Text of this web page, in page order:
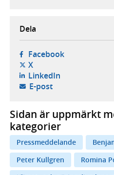
Dela
Facebook- öppnas i ny
X- öppnas i ny flik,
LinkedIn- öppnas i ny
E-post- öppnar din e-
Sidan är uppmärkt
kategorier
Pressmeddelande
Peter Kullgren
Romina